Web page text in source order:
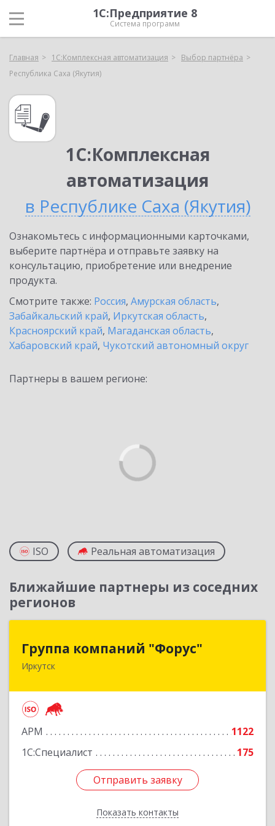
1С:Предприятие 8
Система программ
Главная 1С:Комплексная автоматизация
Выбор партнёра
Республика Саха (Якутия)
1С:Комплексная
автоматизация
в Республике Саха (Якутия)
Ознакомьтесь с информационными карточками,
выберите партнёра и отправьте заявку на
консультацию, приобретение или внедрение
продукта.
Смотрите также: Россия, Амурская область,
Забайкальский край, Иркутская область,
Красноярский край, Магаданская область,
Хабаровский край, Чукотский автономный округ
Партнеры в вашем регионе:
ISO Реальная автоматизация
Ближайшие партнеры из соседних
регионов
Группа компаний "Форус"
Иркутск
АРМ
1122
1С:Специалист
175
Отправить заявку
Показать контакты
Группа компаний "Форус"
664007, Иркутская обл, Иркутск г, Ямская ул,
Отправить заявку
Назад